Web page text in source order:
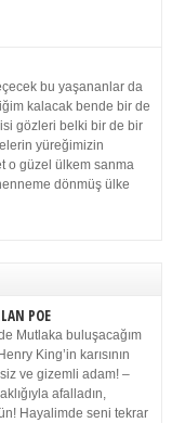
bu yaşananlar da
kalacak bende bir de
gözleri belki bir de bir
yüreğimizin
o güzel ülkem sanma
dönmüş ülke
POE
Mutlaka buluşacağım
King’in karısının
ve gizemli adam! –
afalladın,
Hayalimde seni tekrar